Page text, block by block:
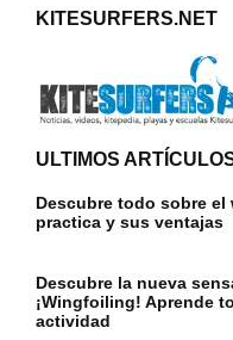
KITESURFERS.NET
ULTIMOS
Descubre todo sobre
practica y sus ventajas
Descubre la nueva
¡Wingfoiling! Aprende
actividad